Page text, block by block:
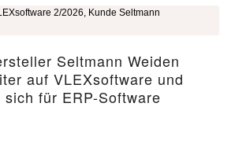
Seltmann Weiden
auf VLEXsoftware und
für ERP-Software